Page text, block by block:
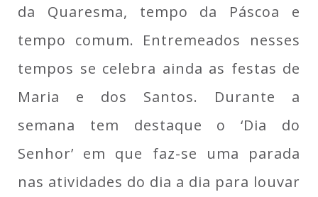
da Quaresma, tempo da Páscoa e
tempo comum. Entremeados nesses
tempos se celebra ainda as festas de
Maria e dos Santos. Durante a
semana tem destaque o ‘Dia do
Senhor’ em que faz-se uma parada
nas atividades do dia a dia para louvar